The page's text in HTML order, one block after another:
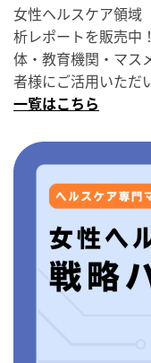
女性ヘルスケア領域
析レポートを販売中
体・教育機関・マス
者様にご活用いただ
一覧はこちら